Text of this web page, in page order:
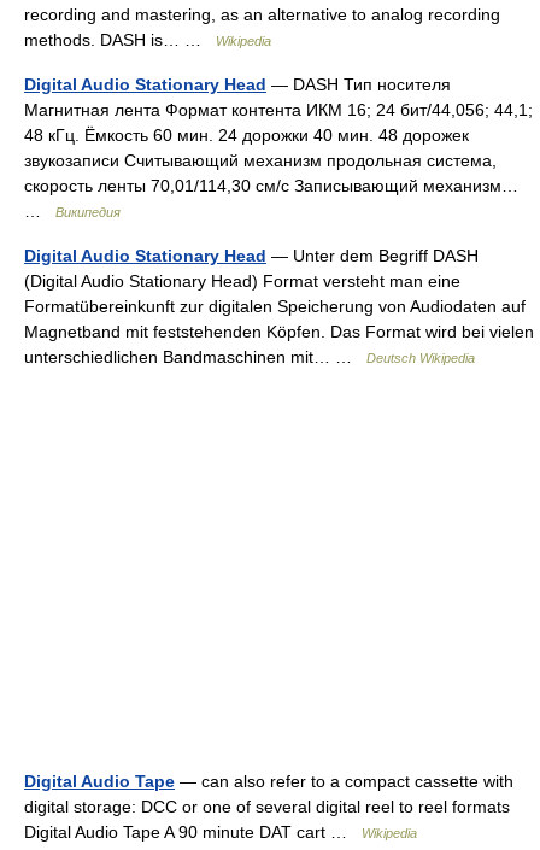
recording and mastering, as an alternative to analog recording
methods. DASH is… …
Wikipedia
Digital Audio Stationary Head — DASH Тип носителя
Магнитная лента Формат контента ИКМ 16; 24 бит/44,056; 44,1;
48 кГц. Ёмкость 60 мин. 24 дорожки 40 мин. 48 дорожек
звукозаписи Считывающий механизм продольная система,
скорость ленты 70,01/114,30 см/с Записывающий механизм…
Википедия
Digital Audio Stationary Head — Unter dem Begriff DASH
(Digital Audio Stationary Head) Format versteht man eine
Formatübereinkunft zur digitalen Speicherung von Audiodaten auf
Magnetband mit feststehenden Köpfen. Das Format wird bei vielen
unterschiedlichen Bandmaschinen mit… …
Deutsch Wikipedia
Digital Audio Tape — can also refer to a compact cassette with
digital storage: DCC or one of several digital reel to reel formats
Digital Audio Tape A 90 minute DAT cart …
Wikipedia